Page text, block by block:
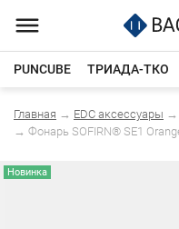
PUNCUBE ТРИАДА-ТКО
Каталог товаров
Главная → EDC аксессуары →
→ Фонарь SOFIRN® SE1
Новинка